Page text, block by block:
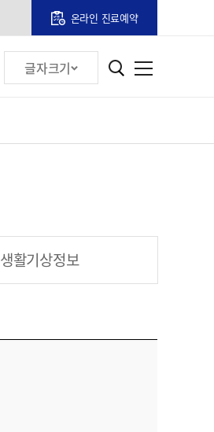
온라인 진료예약
글자크기
생활기상정보